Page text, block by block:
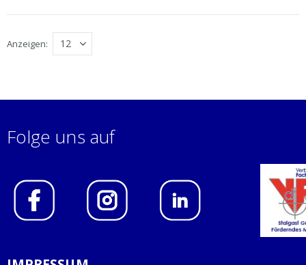
Anzeigen
Folge uns auf